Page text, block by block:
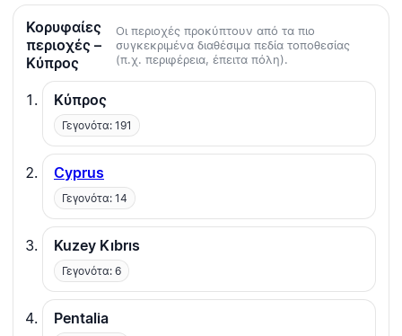
Κορυφαίες
περιοχές –
Κύπρος
Οι περιοχές προκύπτουν από τα πιο
συγκεκριμένα διαθέσιμα πεδία τοποθεσίας
(π.χ. περιφέρεια, έπειτα πόλη).
Κύπρος
Γεγονότα: 191
Cyprus
Γεγονότα: 14
Kuzey Kıbrıs
Γεγονότα: 6
Pentalia